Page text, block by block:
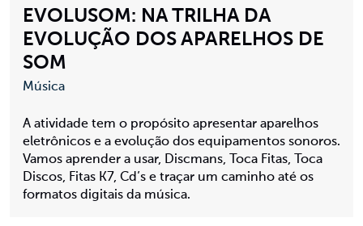
EVOLUSOM: NA TRILHA DA
EVOLUÇÃO DOS APARELHOS DE
SOM
Música
A atividade tem o propósito apresentar aparelhos
eletrônicos e a evolução dos equipamentos sonoros.
Vamos aprender a usar, Discmans, Toca Fitas, Toca
Discos, Fitas K7, Cd’s e traçar um caminho até os
formatos digitais da música.